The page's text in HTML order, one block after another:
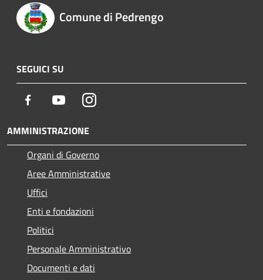
Comune di Pedrengo
SEGUICI SU
Facebook YoutubeInstagram
AMMINISTRAZIONE
Organi di Governo
Aree Amministrative
Uffici
Enti e fondazioni
Politici
Personale Amministrativo
Documenti e dati